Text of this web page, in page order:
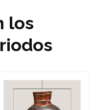
los